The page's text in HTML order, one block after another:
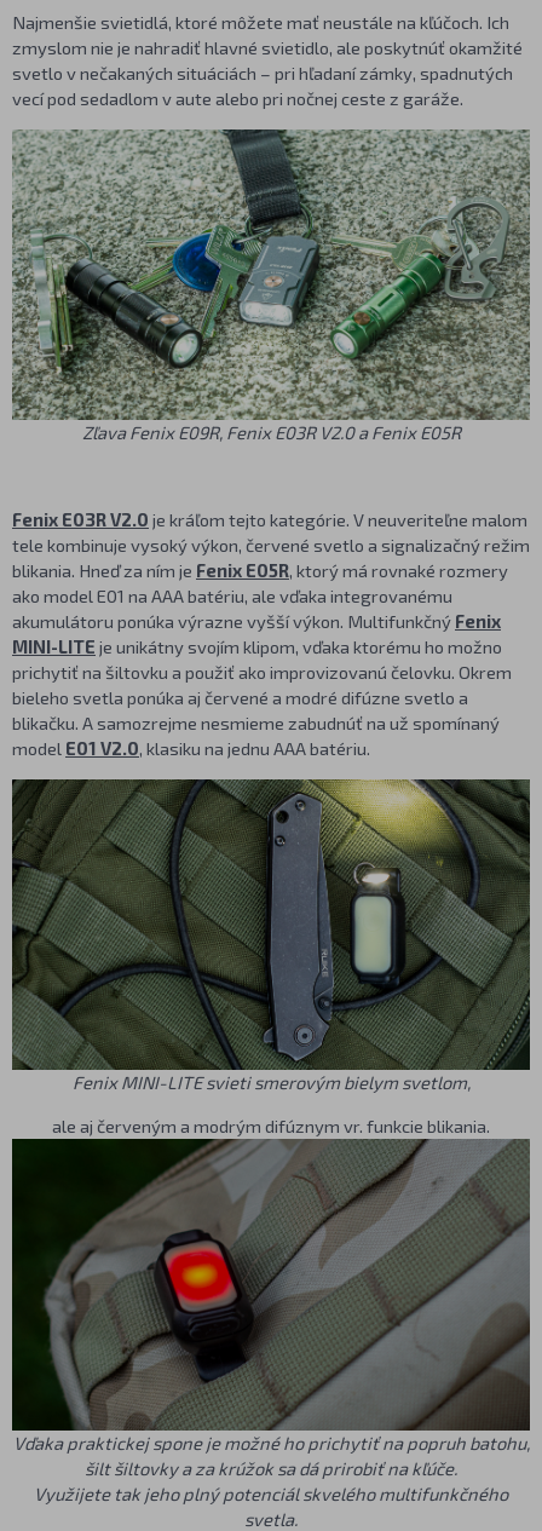
Najmenšie svietidlá, ktoré môžete mať neustále na kľúčoch. Ich
zmyslom nie je nahradiť hlavné svietidlo, ale poskytnúť okamžité
svetlo v nečakaných situáciách – pri hľadaní zámky, spadnutých
vecí pod sedadlom v aute alebo pri nočnej ceste z garáže.
Zľava Fenix E09R, Fenix E03R V2.0 a Fenix E05R
Fenix E03R V2.0 je kráľom tejto kategórie. V neuveriteľne malom
tele kombinuje vysoký výkon, červené svetlo a signalizačný režim
blikania. Hneď za ním je Fenix E05R, ktorý má rovnaké rozmery
ako model E01 na AAA batériu, ale vďaka integrovanému
akumulátoru ponúka výrazne vyšší výkon. Multifunkčný Fenix
MINI-LITE je unikátny svojím klipom, vďaka ktorému ho možno
prichytiť na šiltovku a použiť ako improvizovanú čelovku. Okrem
bieleho svetla ponúka aj červené a modré difúzne svetlo a
blikačku. A samozrejme nesmieme zabudnúť na už spomínaný
model E01 V2.0, klasiku na jednu AAA batériu.
Fenix MINI-LITE svieti smerovým bielym svetlom,
ale aj červeným a modrým difúznym vr. funkcie blikania.
Vďaka praktickej spone je možné ho prichytiť na popruh batohu,
šilt šiltovky a za krúžok sa dá prirobiť na kľúče.
Využijete tak jeho plný potenciál skvelého multifunkčného
svetla.